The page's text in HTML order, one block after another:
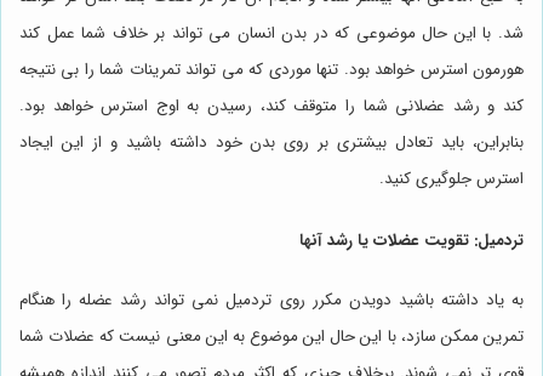
شد. با این حال موضوعی که در بدن انسان می تواند بر خلاف شما عمل کند
هورمون استرس خواهد بود. تنها موردی که می تواند تمرینات شما را بی نتیجه
کند و رشد عضلانی شما را متوقف کند، رسیدن به اوج استرس خواهد بود.
بنابراین، باید تعادل بیشتری بر روی بدن خود داشته باشید و از این ایجاد
استرس جلوگیری کنید.
تردمیل: تقویت عضلات یا رشد آنها
به یاد داشته باشید دویدن مکرر روی تردمیل نمی تواند رشد عضله را هنگام
تمرین ممکن سازد، با این حال این موضوع به این معنی نیست که عضلات شما